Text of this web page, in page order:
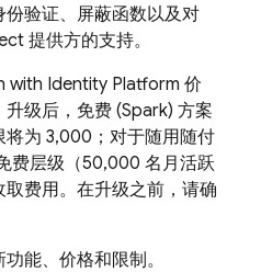
验证、屏蔽函数以及对
提供方的支持。
with Identity Platform 价
级后，免费 (Spark) 方案
为 3,000；对于随用随付
费层级（50,000 名月活跃
费用。在升级之前，请确
能、价格和限制。